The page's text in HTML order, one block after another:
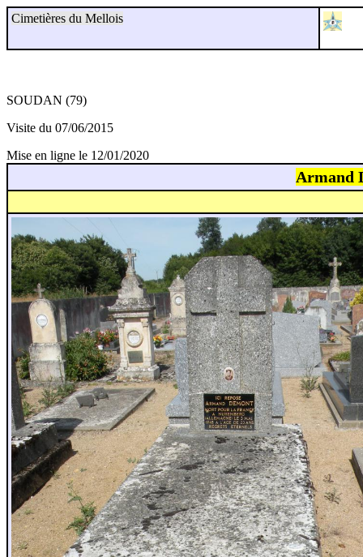
Cimetières du Mellois
SOUDAN (79)
Visite du 07/06/2015
Mise en ligne le 12/01/2020
Armand